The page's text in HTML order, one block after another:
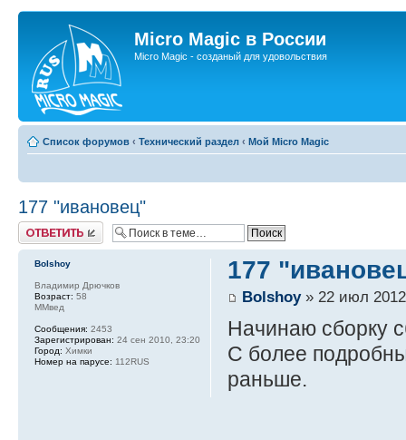
Micro Magic в России
Micro Magic - созданый для удовольствия
Список форумов ‹ Технический раздел ‹ Мой Micro Magic
177 "ивановец"
Ответить
177
Bolshoy» 22 июл
Начинаю сборку
С более
раньше.
Bolshoy
Владимир Дрючков
Возраст: 58
ММвед
Сообщения: 2453
Зарегистрирован: 24 сен 2010, 23:20
Город: Химки
Номер на парусе: 112RUS